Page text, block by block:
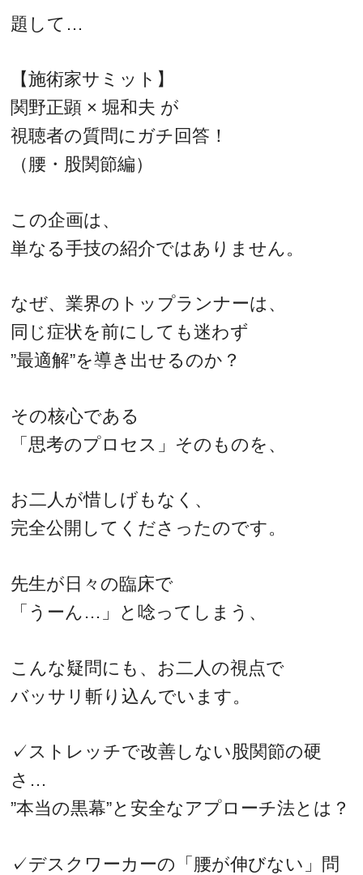
題して…
【施術家サミット】
関野正顕 × 堀和夫 が
視聴者の質問にガチ回答！
（腰・股関節編）
この企画は、
単なる手技の紹介ではありません。
なぜ、業界のトップランナーは、
同じ症状を前にしても迷わず
”最適解”を導き出せるのか？
その核心である
「思考のプロセス」そのものを、
お二人が惜しげもなく、
完全公開してくださったのです。
先生が日々の臨床で
「うーん…」と唸ってしまう、
こんな疑問にも、お二人の視点で
バッサリ斬り込んでいます。
✓ストレッチで改善しない股関節の硬
さ…
”本当の黒幕”と安全なアプローチ法とは？
✓デスクワーカーの「腰が伸びない」問